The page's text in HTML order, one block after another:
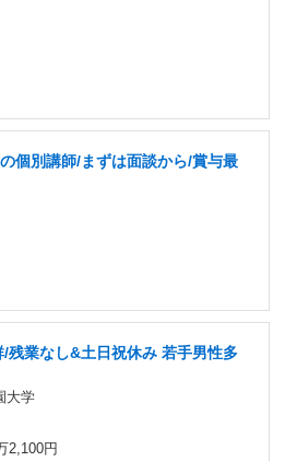
個別講師/まずは面談から/賞与最
残業なし&土日祝休み 若手男性多
大学
2,100円